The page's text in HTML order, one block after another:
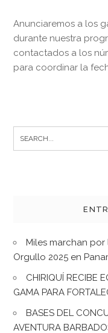
Anunciaremos a los
durante nuestra
contactados a los
para coordinar la
Miles marchan
Orgullo 2025 en
CHIRIQUÍ RECIBE
GAMA PARA
BASES DEL
AVENTURA